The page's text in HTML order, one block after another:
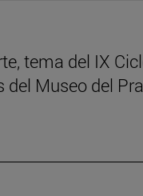
tema del IX
Museo del